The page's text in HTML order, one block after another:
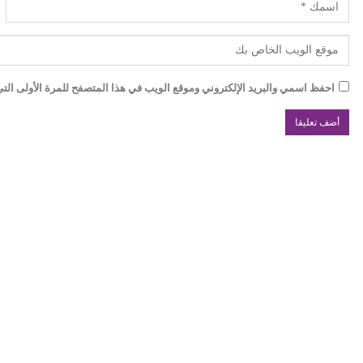
احفظ اسمي والبريد الإلكتروني وموقع الويب في هذا المتصفح للمرة الأولى